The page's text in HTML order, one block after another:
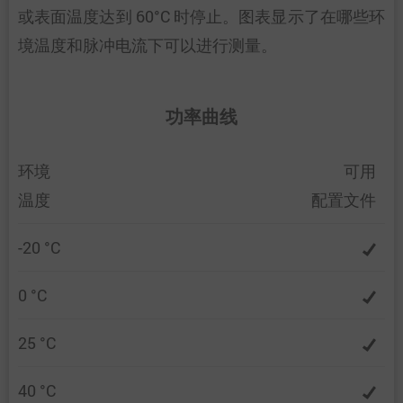
或表面温度达到 60°C 时停止。图表显示了在哪些环
境温度和脉冲电流下可以进行测量。
功率曲线
环境
温度
可用
配置文件
-20 °C
0 °C
25 °C
40 °C